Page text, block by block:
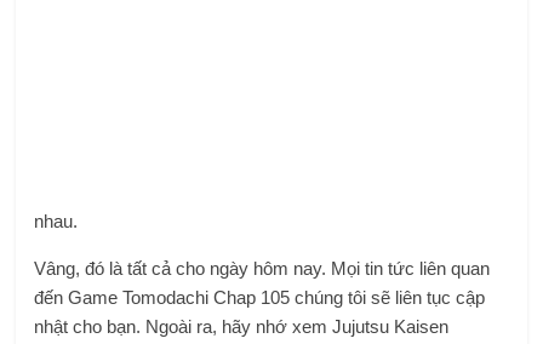
nhau.
Vâng, đó là tất cả cho ngày hôm nay. Mọi tin tức liên quan
đến Game Tomodachi Chap 105 chúng tôi sẽ liên tục cập
nhật cho bạn. Ngoài ra, hãy nhớ xem Jujutsu Kaisen